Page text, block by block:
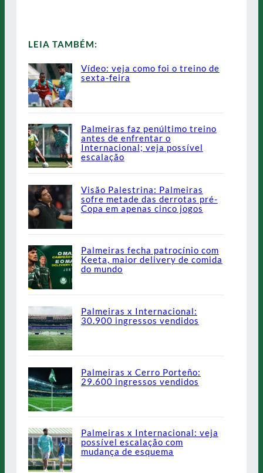
LEIA TAMBÉM:
Vídeo: veja como foi o treino de
sexta-feira
Palmeiras faz penúltimo treino
antes de enfrentar o
Internacional; veja possível
escalação
Visão Palestrina: Palmeiras
sofre metade das derrotas pré-
Copa em apenas cinco jogos
Palmeiras fecha patrocínio com
Keeta, maior delivery de comida
do mundo
Palmeiras x Internacional:
30.900 ingressos vendidos
Palmeiras x Cerro Porteño:
29.600 ingressos vendidos
Palmeiras x Internacional: veja
possível escalação com
mudança de esquema